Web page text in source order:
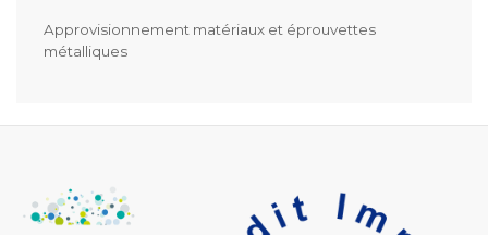
Approvisionnement matériaux et éprouvettes
métalliques